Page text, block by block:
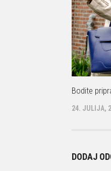
Bodite
24. JULIJA,
DODAJ